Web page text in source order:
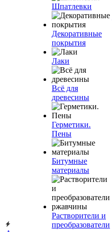
Шпатлевки
Декоративные
покрытия
Лаки
Всё для
древесины
Герметики.
Пены
Битумные
материалы
Растворители и
преобразователи